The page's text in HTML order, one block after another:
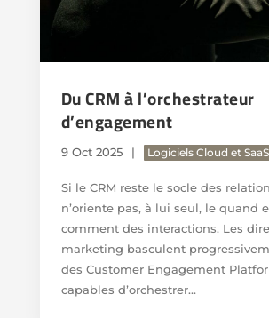
Du CRM à l’orchestrateur
d’engagement
9 Oct 2025 Logiciels Cloud et SaaS
Si le CRM reste le socle des
n’oriente pas, à lui seul, le quand
comment des interactions. Les
marketing basculent
des Customer Engagement
capables d’orchestrer...